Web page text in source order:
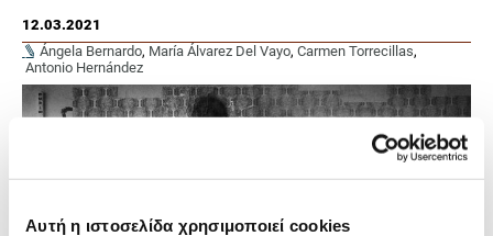
Αυτή η ιστοσελίδα χρησιμοποιεί cookies
12.03.2021
Ángela Bernardo, María Álvarez Del Vayo, Carmen Torrecillas,
Antonio Hernández